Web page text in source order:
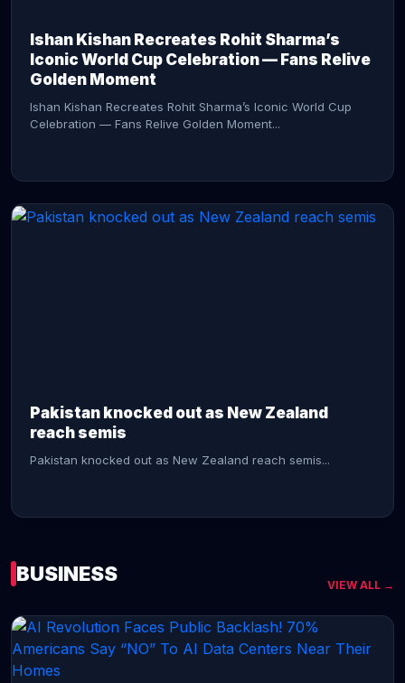
Ishan Kishan Recreates Rohit Sharma’s
Iconic World Cup Celebration — Fans Relive
Golden Moment
Ishan Kishan Recreates Rohit Sharma’s Iconic World Cup
Celebration — Fans Relive Golden Moment...
Pakistan knocked out as New Zealand
reach semis
Pakistan knocked out as New Zealand reach semis...
CONTINUE READING →
BUSINESS VIEW ALL →